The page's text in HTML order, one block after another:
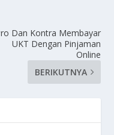
Dan Kontra Membayar
UKT Dengan Pinjaman
Online
BERIKUTNYA